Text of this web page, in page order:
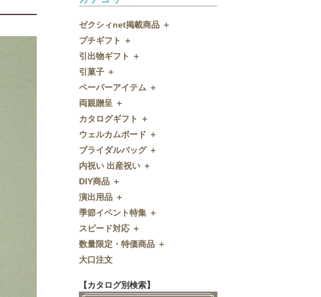
ゼクシィnet掲載商品 ＋
ゼクシィnet掲載商品
プチギフト ＋
プチギフト
ウェルカムプチギフト
アメニティ
キャンディー・金平糖
クッキー
スプーン
チョコレート
ディズニー
ドラジェ
プチタオル
席札立て
耳かき＆ぺん
紅茶＆コーヒー
和風プチギフト
その他
引出物ギフト ＋
引出物ギフト
グラス
タオル・石鹸・名披露目
ディズニーギフト
今治タオル
引出物セット
和食器
名入れ贈呈品
特選ギフト
珈琲・紅茶
鰹節・フード
引菓子 ＋
引菓子
バウムクーヘン
洋菓子
和菓子
FLAVOR
ペーパーアイテム ＋
ペーパーアイテム
招待状
席次表
席札
付箋・メッセージカード
印刷代行
ディズニーシリーズ
両親贈呈 ＋
両親贈呈
ディズニーウェイトドール
ウェイトベア
子育て卒業証書
クロックギフト
カタログギフト ＋
カタログギフト
OCEAN&TERRE GOURMET
SHIKISAI ONE
Grace
ウェルカムボード ＋
ウェルカムボード
カラーステンドグラス調
ガラス
フラワータイプ
ペンダントクロック
ミラー
メッセージパズル
似顔絵
和風ボード
ブライダルバッグ ＋
ブライダルバッグ
内祝い 出産祝い ＋
内祝い 出産祝い
DIY商品 ＋
DIY商品
演出用品 ＋
演出用品
リングピロー
ブーケプルズ
結婚証明書
その他
季節イベント特集 ＋
季節イベント特集
サクラ
クローバー
クリスマス
スピード対応 ＋
スピード対応
即日お急ぎ発送
数量限定・特価商品 ＋
数量限定・特価商品
大口注文
【カタログ別検索】